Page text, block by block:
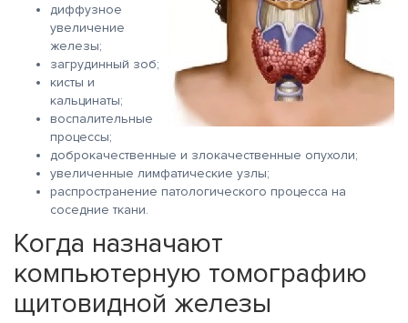
диффузное
увеличение
железы;
загрудинный зоб;
кисты и
кальцинаты;
воспалительные
процессы;
доброкачественные и злокачественные опухоли;
увеличенные лимфатические узлы;
распространение патологического процесса на
соседние ткани.
Когда назначают
компьютерную томографию
щитовидной железы